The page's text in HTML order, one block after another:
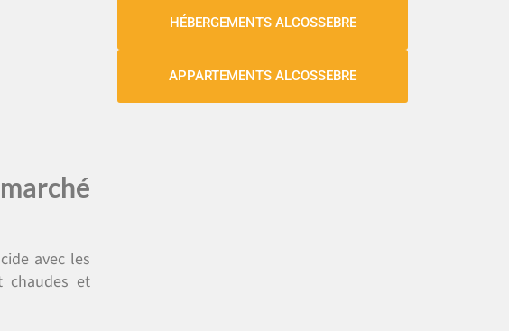
avec les
chaudes et
HÉBERGEMENTS ALCOSSEBRE
APPARTEMENTS ALCOSSEBRE